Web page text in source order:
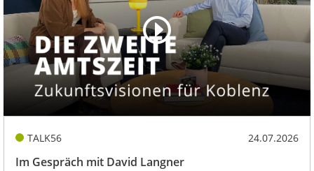
TALK56 24.07.2026
Im Gespräch mit David Langner